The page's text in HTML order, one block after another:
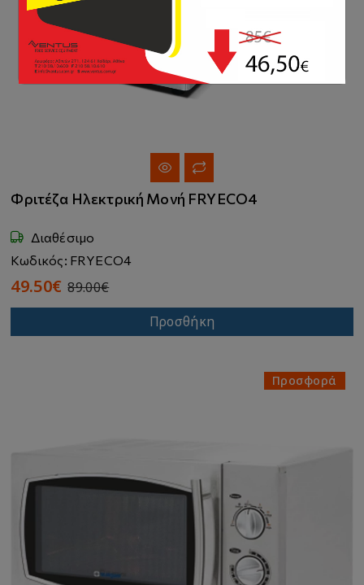
Φριτέζα Ηλεκτρική Μονή FRYECO4
Διαθέσιμο
Κωδικός: FRYECO4
49.50€ 89.00€
Προσθήκη
Προσφορά